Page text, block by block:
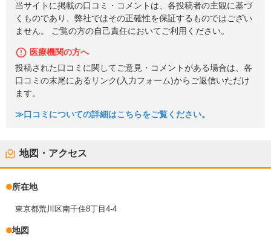
当サイトに掲載の口コミ・コメントは、各投稿者の主観に基づ
くものであり、弊社ではその正確性を保証するものではござい
ません。 ご覧の方の自己責任においてご利用ください。
医療機関の方へ
投稿された口コミに関してご意見・コメントがある場合は、各
口コミの末尾にあるリンク(入力フォーム)からご返信いただけ
ます。
≫口コミについての詳細はこちらをご覧ください。
地図・アクセス
所在地
東京都荒川区南千住8丁目4-4
地図